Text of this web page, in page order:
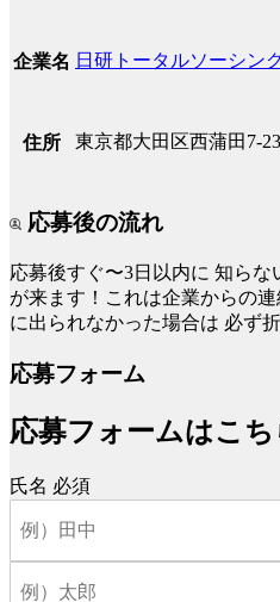
企業名 日研トータルソーシン
住所 東京都大田区西蒲田7-
応募後の流れ
応募後すぐ〜3日以内に 知らな
が来ます！これは企業からの
に出られなかった場合は 必ず
応募フォーム
応募フォームはこち
氏名 必須